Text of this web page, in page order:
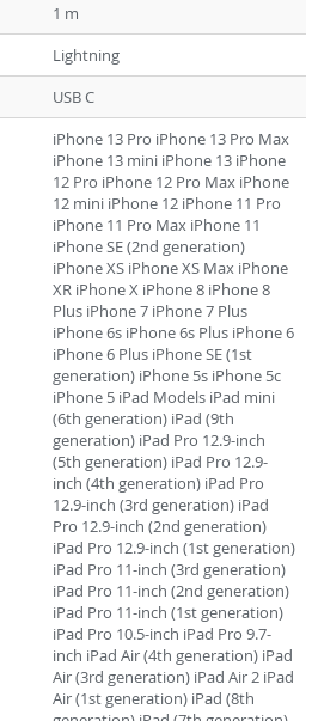
1 m
Lightning
USB C
iPhone 13 Pro iPhone 13 Pro Max
iPhone 13 mini iPhone 13 iPhone
12 Pro iPhone 12 Pro Max iPhone
12 mini iPhone 12 iPhone 11 Pro
iPhone 11 Pro Max iPhone 11
iPhone SE (2nd generation)
iPhone XS iPhone XS Max iPhone
XR iPhone X iPhone 8 iPhone 8
Plus iPhone 7 iPhone 7 Plus
iPhone 6s iPhone 6s Plus iPhone 6
iPhone 6 Plus iPhone SE (1st
generation) iPhone 5s iPhone 5c
iPhone 5 iPad Models iPad mini
(6th generation) iPad (9th
generation) iPad Pro 12.9-inch
(5th generation) iPad Pro 12.9-
inch (4th generation) iPad Pro
12.9-inch (3rd generation) iPad
Pro 12.9-inch (2nd generation)
iPad Pro 12.9-inch (1st generation)
iPad Pro 11-inch (3rd generation)
iPad Pro 11-inch (2nd generation)
iPad Pro 11-inch (1st generation)
iPad Pro 10.5-inch iPad Pro 9.7-
inch iPad Air (4th generation) iPad
Air (3rd generation) iPad Air 2 iPad
Air (1st generation) iPad (8th